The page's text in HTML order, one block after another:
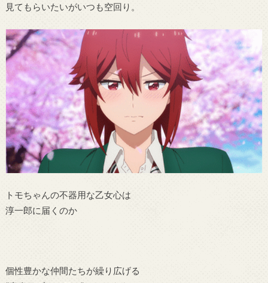
見てもらいたいがいつも空回り。
トモちゃんの不器用な乙女心は
淳一郎に届くのか
個性豊かな仲間たちが繰り広げる